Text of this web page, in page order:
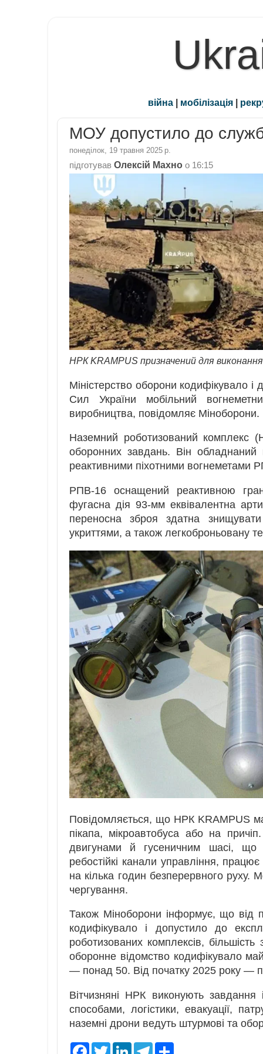
війна | мобілізація |
МОУ допустило до
понеділок, 19 травня 2025 р.
підготував Олексій Махно о 16:15
НРК KRAMPUS призначений для
Міністерство оборони кодифікувало і
Сил України мобільний
виробництва, повідомляє Міноборони.
Наземний роботизований комплекс
оборонних завдань. Він
реактивними піхотними вогнеметами
РПВ-16 оснащений реактивною
фугасна дія 93-мм еквівалентна
переносна зброя здатна
укриттями, а також легкоброньовану
Повідомляється, що НРК KRAMPUS
пікапа, мікроавтобуса або на
двигунами й гусеничним шасі, що
ребостійкі канали управління,
на кілька годин безперервного руху.
чергування.
Також Міноборони інформує, що від
кодифікувало і допустило до
роботизованих комплексів,
оборонне відомство кодифікувало
— понад 50. Від початку 2025 року —
Вітчизняні НРК виконують завдання
способами, логістики, евакуації,
наземні дрони ведуть штурмові та
F
T
L
T